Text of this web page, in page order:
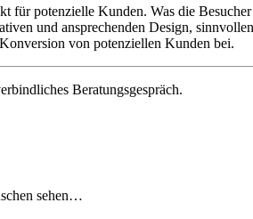
für potenzielle Kunden. Was die
und ansprechenden Design,
von potenziellen Kunden bei.
Beratungsgespräch.
sehen…